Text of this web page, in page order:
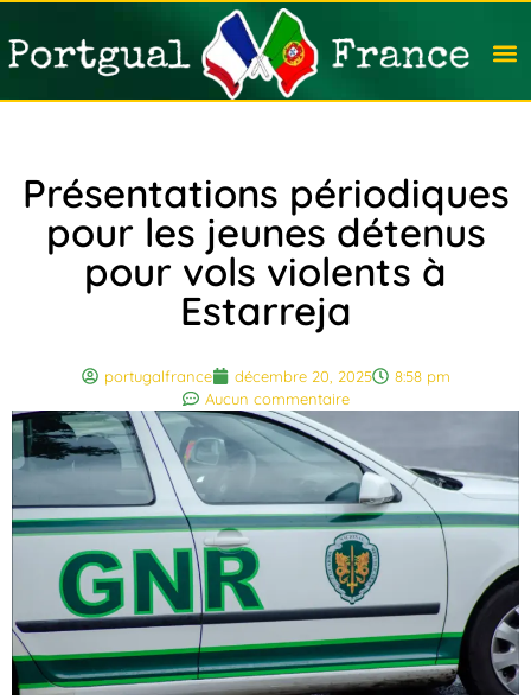
Présentations périodiques
pour les jeunes détenus
pour vols violents à
Estarreja
portugalfrance décembre 20, 2025
8:58 pm
Aucun commentaire